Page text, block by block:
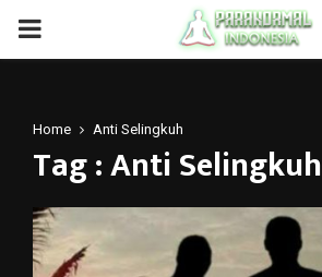
PRIMARY
Home Anti Selingkuh
Tag : Anti Selingkuh